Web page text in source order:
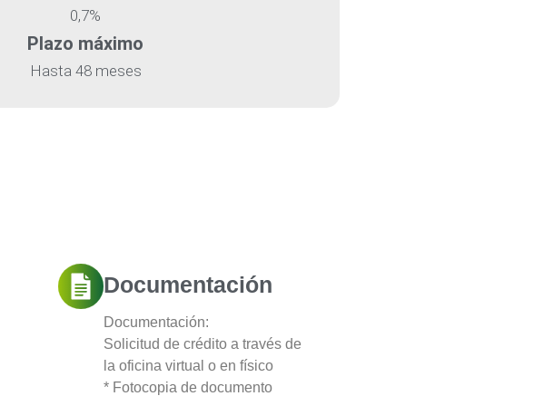
0,7%
Plazo máximo
Hasta 48 meses
Documentación
Documentación:
Solicitud de crédito a través de
la oficina virtual o en físico
* Fotocopia de documento